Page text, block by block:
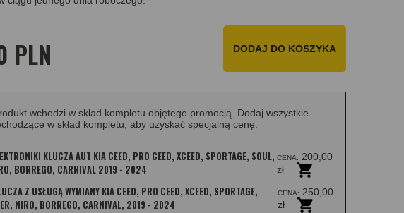
PLN DODAJ DO KOSZYKA
wchodzi w skład kompletu objętego promocją. Dodaj wszystkie
w skład kompletu, aby uzyskać specjalną cenę:
KLUCZA AUT KIA CEED, PRO CEED, XCEED, SPORTAGE, SOUL,
BORREGO, CARNIVAL 2019 - 2024
CENA: 200,00
zł
Z USŁUGĄ WYMIANY KIA CEED, PRO CEED, XCEED, SPORTAGE,
NIRO, BORREGO, CARNIVAL, 2019 - 2024
CENA: 250,00
zł